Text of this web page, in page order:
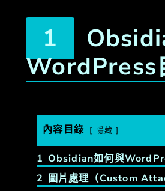
WordPress
內容目錄 隱藏
1 Obsidian如何與
2 圖片處理（Custom